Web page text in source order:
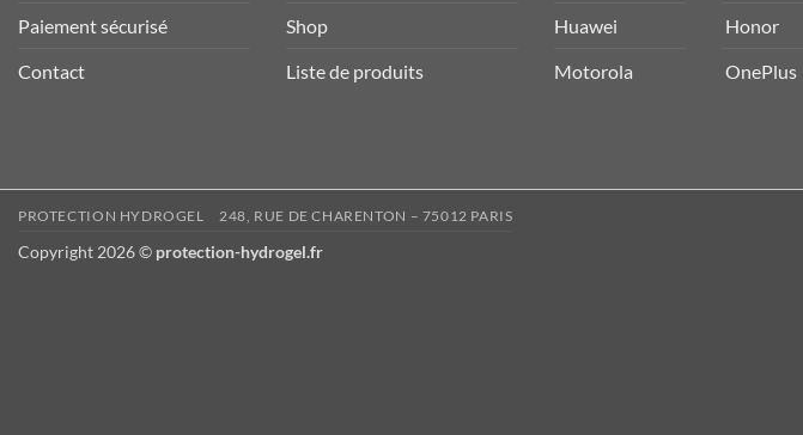
Paiement sécurisé
Contact
Shop
Liste de produits
Huawei
Motorola
Honor
OnePlus
PROTECTION HYDROGEL 248, RUE DE CHARENTON – 75012 PARIS
Copyright 2026 © protection-hydrogel.fr